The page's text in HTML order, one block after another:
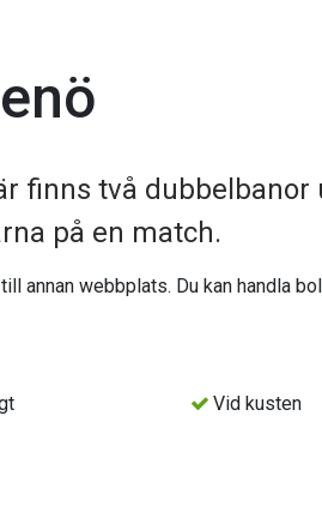
finns två dubbelbanor
på en match.
annan webbplats. Du kan handla
Vid kusten